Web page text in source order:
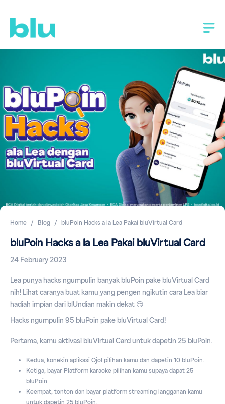
Home Blog bluPoin Hacks a la Lea Pakai bluVirtual Card
bluPoin Hacks a la Lea Pakai bluVirtual Card
24 February 2023
Lea punya hacks ngumpulin banyak bluPoin pake bluVirtual Card
nih! Lihat caranya buat kamu yang pengen ngikutin cara Lea biar
hadiah impian dari blUndian makin dekat 😏
Hacks ngumpulin 95 bluPoin pake bluVirtual Card!
Pertama, kamu aktivasi bluVirtual Card untuk dapetin 25 bluPoin.
Kedua, konekin aplikasi Ojol pilihan kamu dan dapetin 10 bluPoin.
Ketiga, bayar Platform karaoke pilihan kamu supaya dapat 25
bluPoin.
Keempat, tonton dan bayar platform streaming langganan kamu